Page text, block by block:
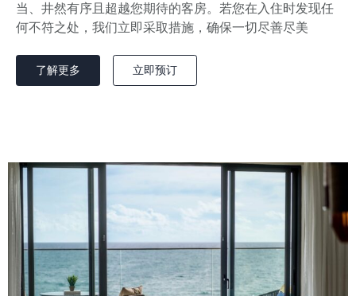
当、井然有序且超越您期待的客房。若您在入住时发现任
何不符之处，我们立即采取措施，确保一切尽善尽美
了解更多 立即预订